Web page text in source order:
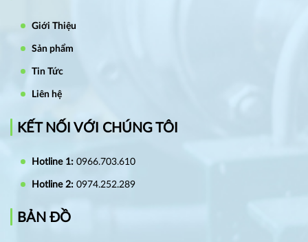
Giới Thiệu
Sản phẩm
Tin Tức
Liên hệ
KẾT NỐI VỚI CHÚNG TÔI
Hotline 1: 0966.703.610
Hotline 2: 0974.252.289
BẢN ĐỒ